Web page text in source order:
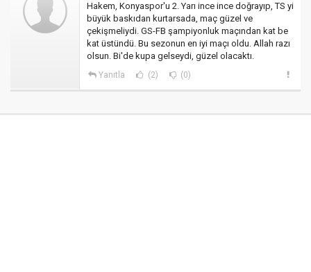
Hakem, Konyaspor'u 2. Yarı ince ince doğrayıp, TS yi
büyük baskıdan kurtarsada, maç güzel ve
çekişmeliydi. GS-FB şampiyonluk maçından kat be
kat üstündü. Bu sezonun en iyi maçı oldu. Allah razı
olsun. Bi'de kupa gelseydi, güzel olacaktı.
Yanıtla (2) (0)